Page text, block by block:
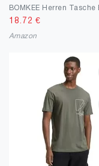
18.72 €
Amazon